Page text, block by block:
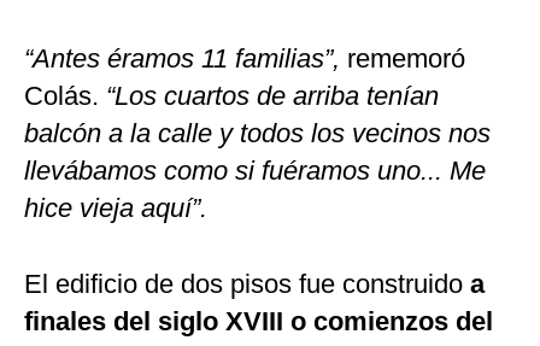
“Antes éramos 11 familias”, rememoró
Colás. “Los cuartos de arriba tenían
balcón a la calle y todos los vecinos nos
llevábamos como si fuéramos uno... Me
hice vieja aquí”.
El edificio de dos pisos fue construido a
finales del siglo XVIII o comienzos del